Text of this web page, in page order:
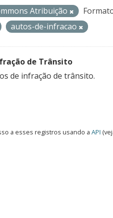
Atribuição
autos-de-infracao
de Trânsito
de infração de trânsito.
a esses registros usando a API